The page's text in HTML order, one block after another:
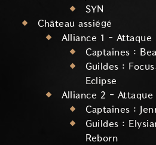
SYN
Château assiégé
Alliance 1 - Attaque
Captaines :
Guildes :
Eclipse
Alliance 2 - Attaque
Captaines :
Guildes :
Reborn